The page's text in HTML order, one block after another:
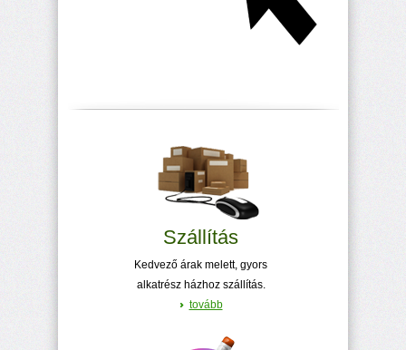
Szállítás
Kedvező árak melett, gyors
alkatrész házhoz szállítás.
tovább